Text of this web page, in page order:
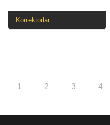
Korrektorlar
1 2 3 4